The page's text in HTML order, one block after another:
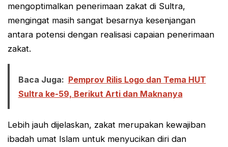
mengoptimalkan penerimaan zakat di Sultra,
mengingat masih sangat besarnya kesenjangan
antara potensi dengan realisasi capaian penerimaan
zakat.
Baca Juga: Pemprov Rilis Logo dan Tema HUT
Sultra ke-59, Berikut Arti dan Maknanya
Lebih jauh dijelaskan, zakat merupakan kewajiban
ibadah umat Islam untuk menyucikan diri dan